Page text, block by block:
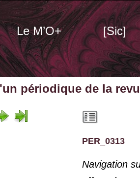
Le M’O+ [Sic]
périodique de la
PER_0313
Navigation